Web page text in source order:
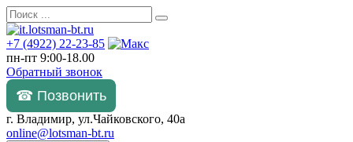
+7 (4922) 22-23-85
пн-пт 9:00-18.00
Обратный звонок
☎ Позвонить
г. Владимир, ул.Чайковского, 40а
online@lotsman-bt.ru